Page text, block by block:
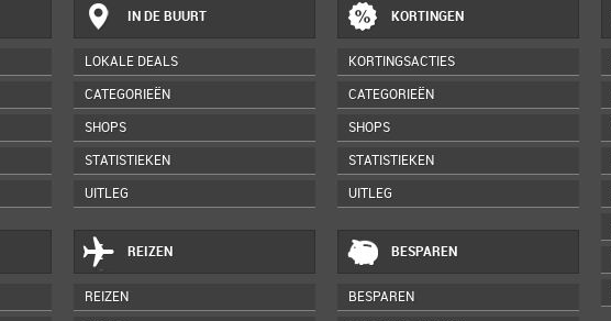
IN DE BUURT
LOKALE DEALS
CATEGORIEËN
SHOPS
STATISTIEKEN
UITLEG
KORTINGEN
KORTINGSACTIES
CATEGORIEËN
SHOPS
STATISTIEKEN
UITLEG
REIZEN
REIZEN
BESPAREN
BESPAREN